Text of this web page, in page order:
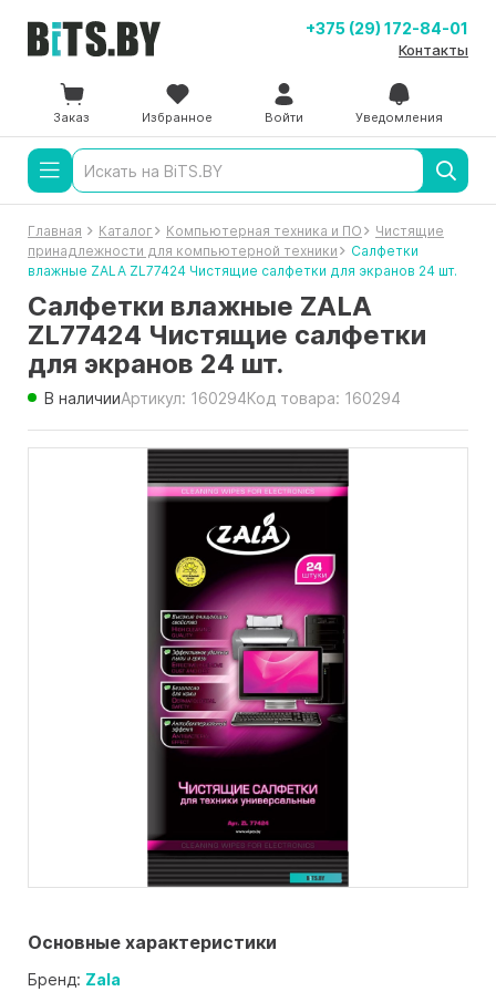
+375 (29) 172-84-01
Контакты
Заказ Избранное Войти Уведомления
Главная Каталог Компьютерная техника и ПО
Чистящие
принадлежности для компьютерной техники
Салфетки
влажные ZALA ZL77424 Чистящие салфетки для экранов 24 шт.
Салфетки влажные ZALA
ZL77424 Чистящие салфетки
для экранов 24 шт.
В наличииАртикул: 160294Код товара: 160294
Основные характеристики
Бренд: Zala